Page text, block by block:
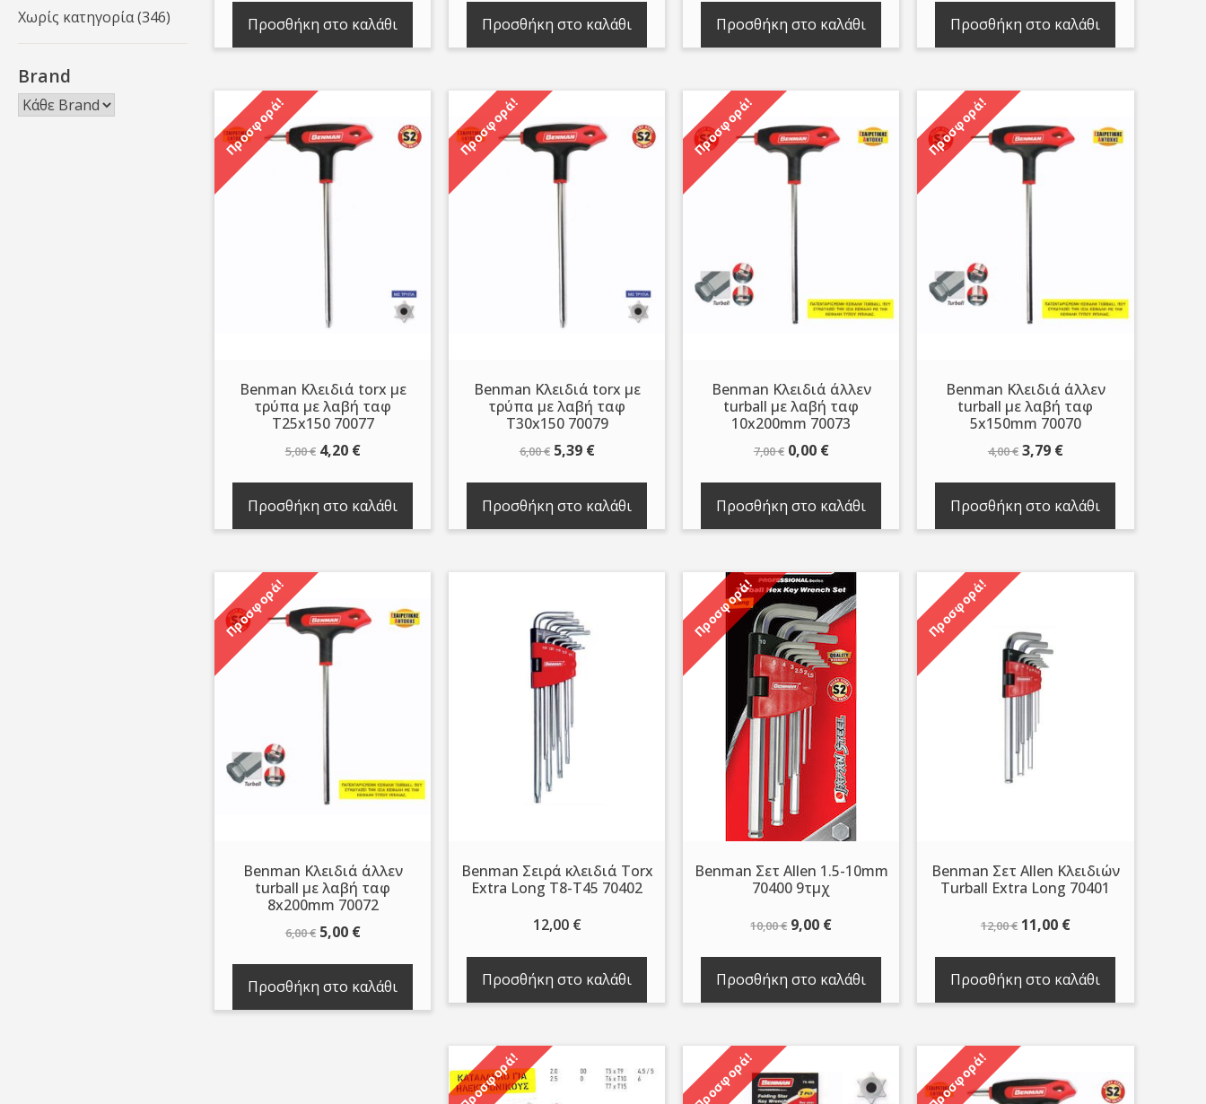
Χωρίς κατηγορία(346)
Brand
3,50 €.είναι:
3,00 €.
Προσθήκη στο καλάθι
3,50 €.είναι:
3,00 €.
Προσθήκη στο καλάθι Προσθήκη στο καλάθι Προσθήκη στο καλάθι
Προσφορά!
Benman Κλειδιά torx με
τρύπα με λαβή ταφ
T25x150 70077
5,00€ Original
5,00 €.
4,20 €Η
είναι:
4,20 €.
Προσθήκη στο καλάθι
Προσφορά!
Benman Κλειδιά torx με
τρύπα με λαβή ταφ
T30x150 70079
6,00€ Original
6,00 €.
5,39 €Η
είναι:
5,39 €.
Προσθήκη στο καλάθι
Προσφορά!
Benman Κλειδιά άλλεν
turball με λαβή ταφ
10x200mm 70073
7,00€ Original
7,00 €.
0,00 €Η
είναι:
0,00 €.
Προσθήκη στο καλάθι
Προσφορά!
Benman Κλειδιά άλλεν
turball με λαβή ταφ
5x150mm 70070
4,00€ Original
4,00 €.
3,79 €Η
είναι:
3,79 €.
Προσθήκη στο καλάθι
Προσφορά!
Benman Κλειδιά άλλεν
turball με λαβή ταφ
8x200mm 70072
6,00€ Original
6,00 €.
5,00 €Η
είναι:
5,00 €.
Προσθήκη στο καλάθι
Benman Σειρά κλειδιά Torx
Extra Long T8-T45 70402
12,00 €
Προσθήκη στο καλάθι
Προσφορά!
Benman Σετ Allen 1.5-10mm
70400 9τμχ
10,00€ Original
10,00 €.
9,00 €Η
είναι:
9,00 €.
Προσθήκη στο καλάθι
Προσφορά!
Benman Σετ Allen Κλειδιών
Turball Extra Long 70401
12,00€ Original
12,00 €.
11,00 €Η
είναι:
11,00 €.
Προσθήκη στο καλάθι
Προσφορά! Προσφορά! Προσφορά!